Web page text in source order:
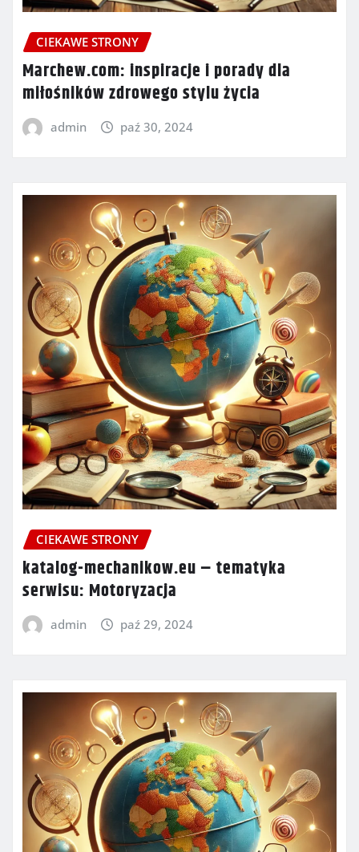
CIEKAWE STRONY
Marchew.com: inspiracje i porady dla
miłośników zdrowego stylu życia
admin paź 30, 2024
CIEKAWE STRONY
katalog-mechanikow.eu – tematyka
serwisu: Motoryzacja
admin paź 29, 2024